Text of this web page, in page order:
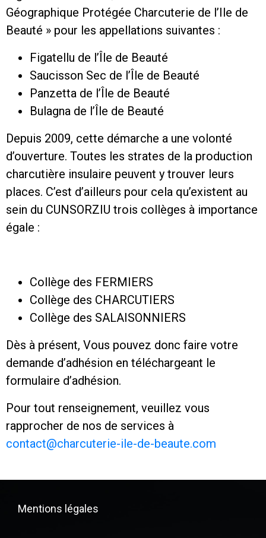
Géographique Protégée Charcuterie de l’Ile de
Beauté » pour les appellations suivantes :
Figatellu de l’Île de Beauté
Saucisson Sec de l’Île de Beauté
Panzetta de l’Île de Beauté
Bulagna de l’Île de Beauté
Depuis 2009, cette démarche a une volonté
d’ouverture. Toutes les strates de la production
charcutière insulaire peuvent y trouver leurs
places. C’est d’ailleurs pour cela qu’existent au
sein du CUNSORZIU trois collèges à importance
égale :
Collège des FERMIERS
Collège des CHARCUTIERS
Collège des SALAISONNIERS
Dès à présent, Vous pouvez donc faire votre
demande d’adhésion en téléchargeant le
formulaire d’adhésion.
Pour tout renseignement, veuillez vous
rapprocher de nos de services à
contact@charcuterie-ile-de-beaute.com
Mentions légales